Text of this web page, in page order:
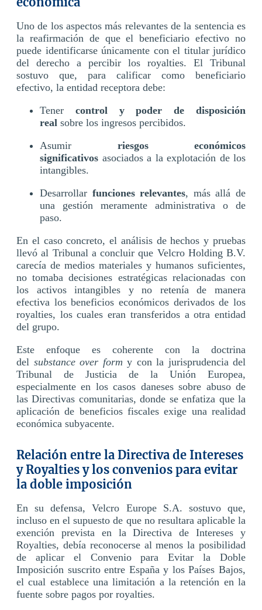
Uno de los aspectos más relevantes de la sentencia es
la reafirmación de que el beneficiario efectivo no
puede identificarse únicamente con el titular jurídico
del derecho a percibir los royalties. El Tribunal
sostuvo que, para calificar como beneficiario
efectivo, la entidad receptora debe:
Tener control y poder de disposición
real sobre los ingresos percibidos.
Asumir riesgos económicos
significativos asociados a la explotación de los
intangibles.
Desarrollar funciones relevantes, más allá de
una gestión meramente administrativa o de
paso.
En el caso concreto, el análisis de hechos y pruebas
llevó al Tribunal a concluir que Velcro Holding B.V.
carecía de medios materiales y humanos suficientes,
no tomaba decisiones estratégicas relacionadas con
los activos intangibles y no retenía de manera
efectiva los beneficios económicos derivados de los
royalties, los cuales eran transferidos a otra entidad
del grupo.
Este enfoque es coherente con la doctrina
del substance over form y con la jurisprudencia del
Tribunal de Justicia de la Unión Europea,
especialmente en los casos daneses sobre abuso de
las Directivas comunitarias, donde se enfatiza que la
aplicación de beneficios fiscales exige una realidad
económica subyacente.
Relación entre la Directiva de Intereses
y Royalties y los convenios para evitar
la doble imposición
En su defensa, Velcro Europe S.A. sostuvo que,
incluso en el supuesto de que no resultara aplicable la
exención prevista en la Directiva de Intereses y
Royalties, debía reconocerse al menos la posibilidad
de aplicar el Convenio para Evitar la Doble
Imposición suscrito entre España y los Países Bajos,
el cual establece una limitación a la retención en la
fuente sobre pagos por royalties.